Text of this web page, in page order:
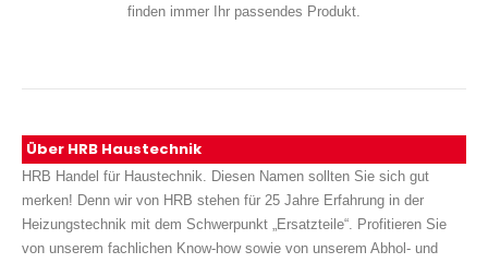
finden immer Ihr passendes Produkt.
Über HRB Haustechnik
HRB Handel für Haustechnik. Diesen Namen sollten Sie sich gut
merken! Denn wir von HRB stehen für 25 Jahre Erfahrung in der
Heizungstechnik mit dem Schwerpunkt „Ersatzteile“. Profitieren Sie
von unserem fachlichen Know-how sowie von unserem Abhol- und